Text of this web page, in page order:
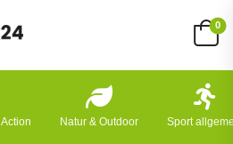
0
Natur & Outdoor Sport